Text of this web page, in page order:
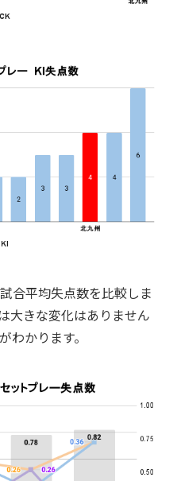
合平均失点数を比較しま
大きな変化はありません
わかります。